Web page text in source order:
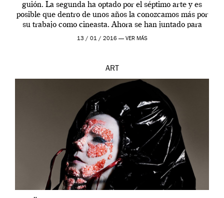
guión. La segunda ha optado por el séptimo arte y es
posible que dentro de unos años la conozcamos más por
su trabajo como cineasta. Ahora se han juntado para
contarnos una […]
13 / 01 / 2016 — VER MÁS
ART